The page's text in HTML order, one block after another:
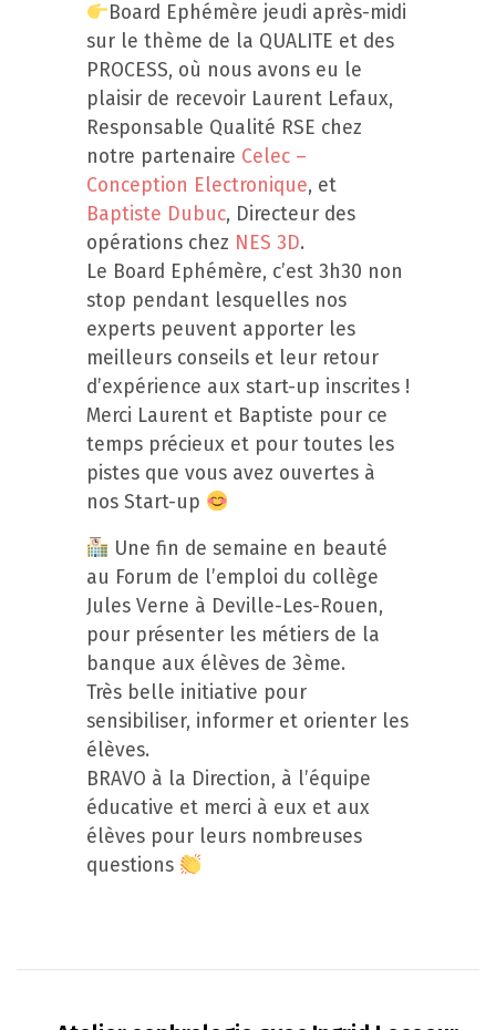
Board Ephémère jeudi après-midi
sur le thème de la QUALITE et des
PROCESS, où nous avons eu le
plaisir de recevoir Laurent Lefaux,
Responsable Qualité RSE chez
notre partenaire Celec –
Conception Electronique, et
Baptiste Dubuc, Directeur des
opérations chez NES 3D.
Le Board Ephémère, c’est 3h30 non
stop pendant lesquelles nos
experts peuvent apporter les
meilleurs conseils et leur retour
d’expérience aux start-up inscrites !
Merci Laurent et Baptiste pour ce
temps précieux et pour toutes les
pistes que vous avez ouvertes à
nos Start-up
Une fin de semaine en beauté
au Forum de l’emploi du collège
Jules Verne à Deville-Les-Rouen,
pour présenter les métiers de la
banque aux élèves de 3ème.
Très belle initiative pour
sensibiliser, informer et orienter les
élèves.
BRAVO à la Direction, à l’équipe
éducative et merci à eux et aux
élèves pour leurs nombreuses
questions